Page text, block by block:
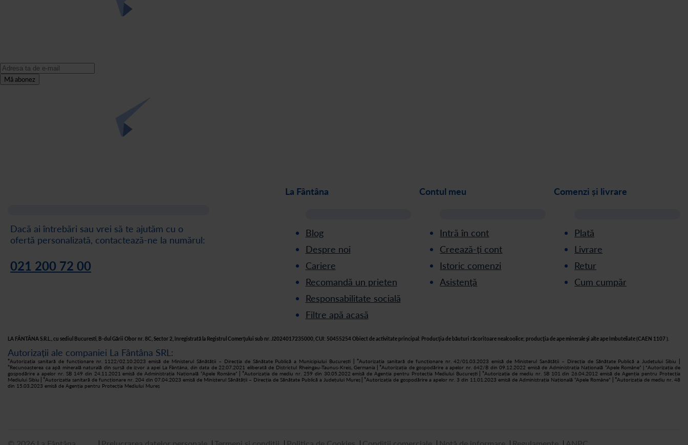
Mă abonez
Dacă ai întrebări sau vrei să te ajutăm cu o
ofertă personalizată, contactează-ne la numărul:
021 200 72 00
La Fântâna
Blog
Despre noi
Cariere
Recomandă un prieten
Responsabilitate socială
Filtre apă acasă
Contul meu
Intră în cont
Creează-ți cont
Istoric comenzi
Asistență
Comenzi și livrare
Plată
Livrare
Retur
Cum cumpăr
LA FÂNTÂNA S.R.L., cu sediul Bucuresti, B-dul Gării Obor nr. 8C, Sector 2, înregistrată la Registrul Comerţului sub nr. J2024017235000, CUI: 50455254 Obiect de activitate principal: Producţia de băuturi răcoritoare nealcoolice; producţia de ape minerale şi alte ape îmbuteliate (CAEN 1107 ).
Autorizații ale companiei La Fântâna SRL:
*Autorizația sanitară de funcționare nr. 1122/02.10.2023 emisă de Ministerul Sănătății – Direcția de Sănătate Publică a Municipiului București | *Autorizația sanitară de funcționare nr. 42/01.03.2023 emisă de Ministerul Sanătății – Direcția de Sănătate Publică a Județului Sibiu
*Recunoașterea ca apă minerală naturală din sursă de izvor a apei La Fântâna, din data de 22.07.2021 eliberată de Districtul Rheingau-Taunus-Kreis, Germania | *Autorizația de gospodărire a apelor nr. 642/B din 09.12.2022 emisă de Administrația Națională “Apele Române” | *Autorizația de
gospodărire a apelor nr. SB 149 din 24.11.2021 emisă de Administrația Națională “Apele Române”
| *Autorizația de mediu nr. 259 din 30.05.2022 emisă de Agenția pentru Protecția Mediului București | *Autorizația de mediu nr. SB 101 din 26.04.2012 emisă de Agenția pentru Protecția
Mediului Sibiu | *Autorizatia sanitară de funcționare nr. 204 din 07.04.2023 emisă de Ministerul Sănătății – Direcția de Sănătate Publică a Județului Mureș | *Autorizația de gospodărire a apelor nr. 3 din 11.01.2023 emisă de Administrația Națională “Apele Române” | *Autorizația de mediu nr. 48
din 15.03.2023 emisă de Agenția pentru Protecția Mediului Mureș